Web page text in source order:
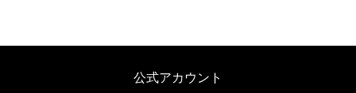
公式アカウント